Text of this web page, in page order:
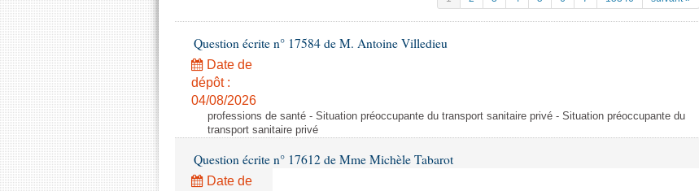
Question écrite n° 17584 de M. Antoine Villedieu
Date de
dépôt :
04/08/2026
professions de santé - Situation préoccupante du transport sanitaire privé - Situation préoccupante du
transport sanitaire privé
Question écrite n° 17612 de Mme Michèle Tabarot
Date de